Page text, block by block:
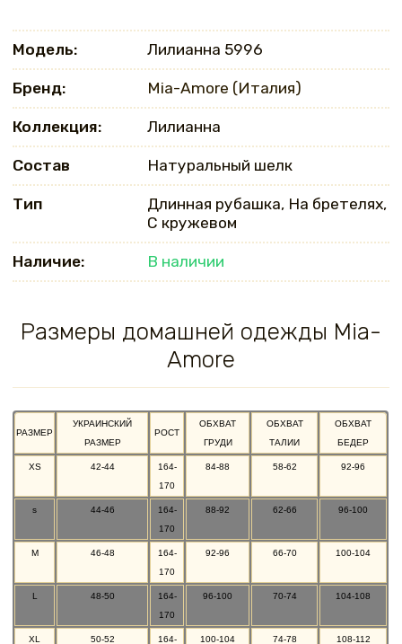
Модель: Лилианна 5996
Бренд: Mia-Amore (Италия)
Коллекция: Лилианна
Состав Натуральный шелк
Тип
Длинная рубашка, На бретелях,
С кружевом
Наличие: В наличии
Размеры домашней одежды Mia-
Amore
РАЗМЕР
УКРАИНСКИЙ
РАЗМЕР
РОСТ
ОБХВАТ
ГРУДИ
ОБХВАТ
ТАЛИИ
ОБХВАТ
БЕДЕР
XS 42-44
164-
170
84-88 58-62 92-96
s 44-46
164-
170
88-92 62-66 96-100
M 46-48
164-
170
92-96 66-70 100-104
L 48-50
164-
170
96-100 70-74 104-108
XL 50-52 164- 100-104 74-78 108-112